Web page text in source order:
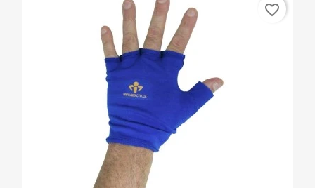
favorite_border